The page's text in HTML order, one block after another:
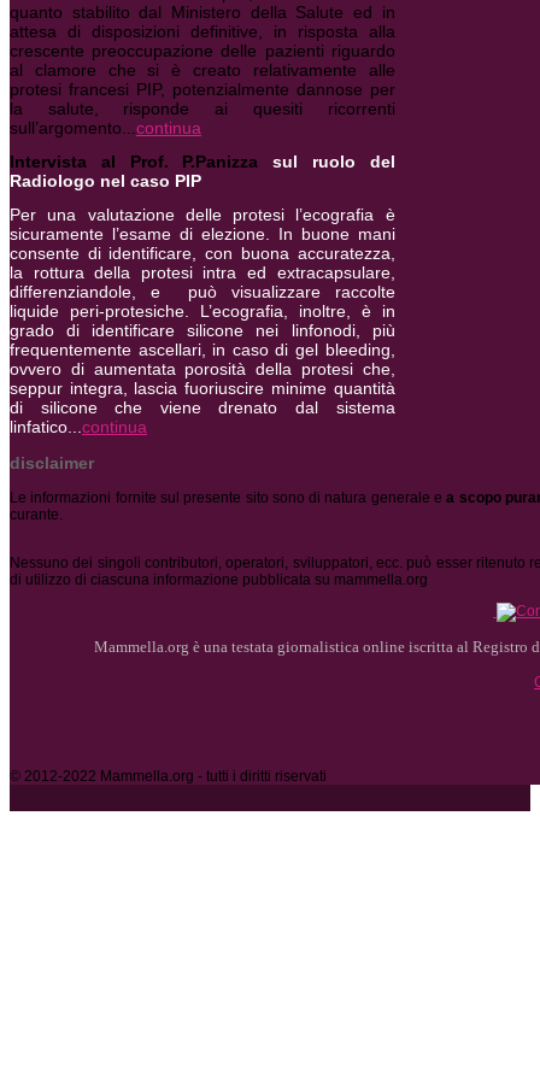
quanto stabilito dal Ministero della Salute ed in
attesa di disposizioni definitive, in risposta alla
crescente preoccupazione delle pazienti riguardo
al clamore che si è creato relativamente alle
protesi francesi PIP, potenzialmente dannose per
la salute, risponde ai quesiti ricorrenti
sull’argomento... continua
Intervista al Prof. P.Panizzasul ruolo del
Radiologo nel caso PIP
Per una valutazione delle protesi l’ecografia è
sicuramente l’esame di elezione. In buone mani
consente di identificare, con buona accuratezza,
la rottura della protesi intra ed extracapsulare,
differenziandole, e può visualizzare raccolte
liquide peri-protesiche. L’ecografia, inoltre, è in
grado di identificare silicone nei linfonodi, più
frequentemente ascellari, in caso di gel bleeding,
ovvero di aumentata porosità della protesi che,
seppur integra, lascia fuoriuscire minime quantità
di silicone che viene drenato dal sistema
linfatico... continua
disclaimer
Le informazioni fornite sul presente sito sono di natura generale ea scopo
curante.
Nessuno dei singoli contributori, operatori, sviluppatori, ecc. può esser
di utilizzo di ciascuna informazione pubblicata su mammella.org
Mammella.org è una testata giornalistica online iscritta al
© 2012-2022 Mammella.org - tutti i diritti riservati